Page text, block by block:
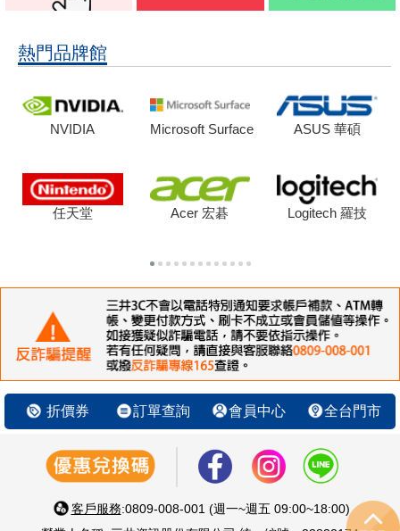
熱門品牌館
NVIDIA Microsoft Surface ASUS 華碩
任天堂 Acer 宏碁 Logitech 羅技
折價券 訂單查詢 會員中心 全台門市
客戶服務:0809-008-001 (週一~週五 09:00~18:00)